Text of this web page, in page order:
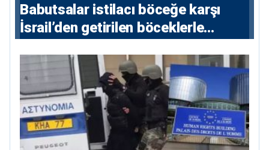
Babutsalar istilacı böceğe karşı
İsrail’den getirilen böceklerle